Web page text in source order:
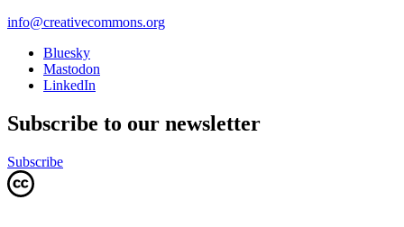
info@creativecommons.org
Bluesky
Mastodon
LinkedIn
Subscribe to our newsletter
Subscribe